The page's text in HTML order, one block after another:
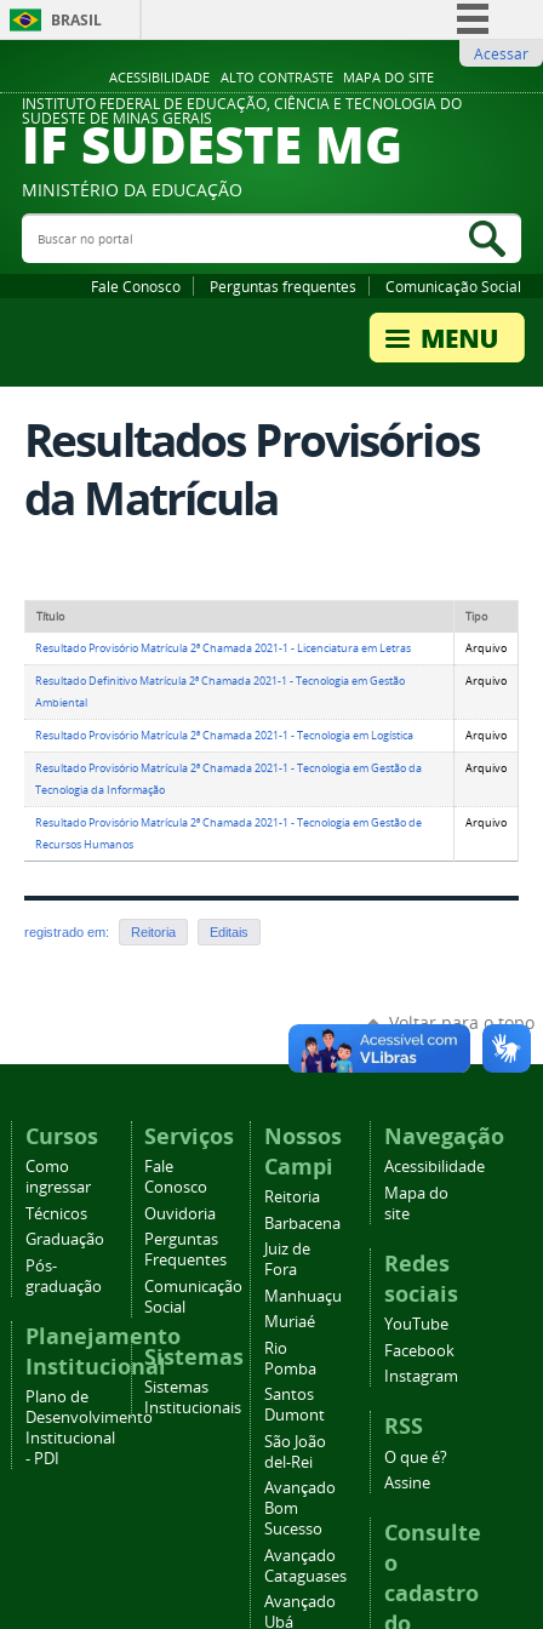
ACESSIBILIDADE ALTO CONTRASTE MAPA DO SITE
BRASIL
Comunica BR
Participe
Legislação
Acessar
INSTITUTO FEDERAL DE EDUCAÇÃO, CIÊNCIA E TECNOLOGIA DO
SUDESTE DE MINAS GERAIS
IF SUDESTE MG
MINISTÉRIO DA EDUCAÇÃO
Buscar no portal
Fale Conosco Perguntas frequentes Comunicação Social
Resultados Provisórios
da Matrícula
Título Tipo
Resultado Provisório Matrícula 2ª Chamada 2021-1 - Licenciatura em Letras Arquivo
Resultado Definitivo Matrícula 2ª Chamada 2021-1 - Tecnologia em Gestão
Ambiental
Arquivo
Resultado Provisório Matrícula 2ª Chamada 2021-1 - Tecnologia em Logística Arquivo
Resultado Provisório Matrícula 2ª Chamada 2021-1 - Tecnologia em Gestão da
Tecnologia da Informação
Arquivo
Resultado Provisório Matrícula 2ª Chamada 2021-1 - Tecnologia em Gestão de
Recursos Humanos
Arquivo
registrado em: Reitoria Editais
Voltar para o topo
Cursos
Como
ingressar
Técnicos
Graduação
Pós-
graduação
Planejamento
Institucional
Plano de
Desenvolvimento
Institucional
- PDI
Serviços
Fale
Conosco
Ouvidoria
Perguntas
Frequentes
Comunicação
Social
Sistemas
Sistemas
Institucionais
Nossos
Campi
Reitoria
Barbacena
Juiz de
Fora
Manhuaçu
Muriaé
Rio
Pomba
Santos
Dumont
São João
del-Rei
Avançado
Bom
Sucesso
Avançado
Cataguases
Avançado
Ubá
Navegação
Acessibilidade
Mapa do
site
Redes
sociais
YouTube
Facebook
Instagram
RSS
O que é?
Assine
Consulte
o
cadastro